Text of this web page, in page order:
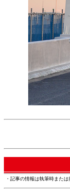
・記事の情報は執筆時また